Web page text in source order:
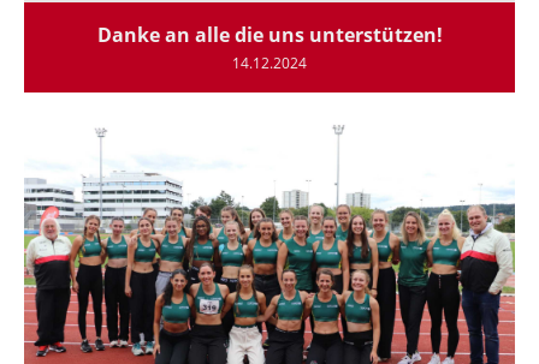
Danke an alle die uns unterstützen!
14.12.2024